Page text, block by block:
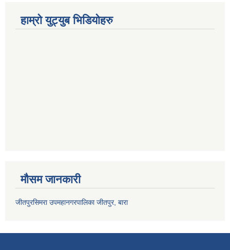
हाम्रो युट्युब भिडियोहरु
मौसम जानकारी
जीतपुरसिमरा उपमहानगरपालिका जीतपुर, बारा